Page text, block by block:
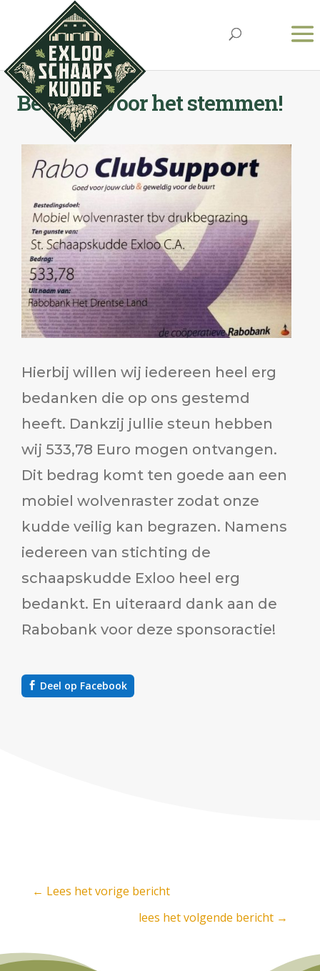
Bedankt voor het stemmen!
Hierbij willen wij iedereen heel erg
bedanken die op ons gestemd
heeft. Dankzij jullie steun hebben
wij 533,78 Euro mogen ontvangen.
Dit bedrag komt ten goede aan een
mobiel wolvenraster zodat onze
kudde veilig kan begrazen. Namens
iedereen van stichting de
schaapskudde Exloo heel erg
bedankt. En uiteraard dank aan de
Rabobank voor deze sponsoractie!
Deel op Facebook
← Lees het vorige bericht
lees het volgende bericht →